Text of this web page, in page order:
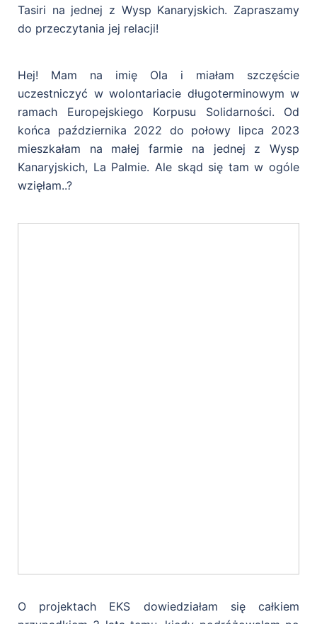
Tasiri na jednej z Wysp Kanaryjskich. Zapraszamy
do przeczytania jej relacji!
Hej! Mam na imię Ola i miałam szczęście
uczestniczyć w wolontariacie długoterminowym w
ramach Europejskiego Korpusu Solidarności. Od
końca października 2022 do połowy lipca 2023
mieszkałam na małej farmie na jednej z Wysp
Kanaryjskich, La Palmie. Ale skąd się tam w ogóle
wzięłam..?
O projektach EKS dowiedziałam się całkiem